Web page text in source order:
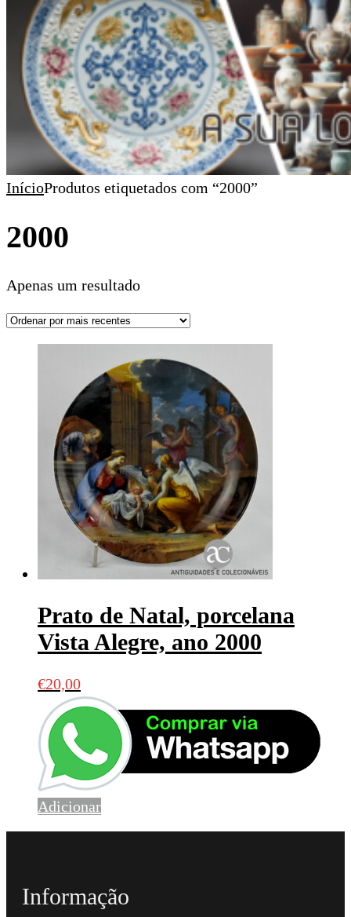
InícioProdutos etiquetados com “2000”
2000
Apenas um resultado
Prato de Natal, porcelana
Vista Alegre, ano 2000
€20,00
Adicionar
Informação